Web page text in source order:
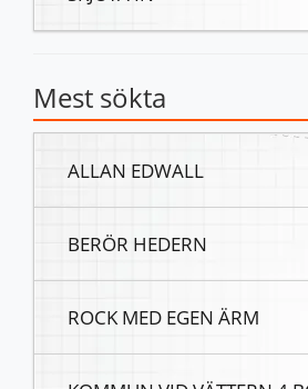
Mest sökta
ALLAN EDWALL
BERÖR HEDERN
ROCK MED EGEN ÄRM